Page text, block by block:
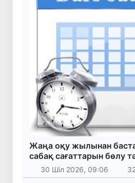
Жаңа оқу жылынан
сабақ сағаттарын бөлу
30 Шіл 2026, 09:06